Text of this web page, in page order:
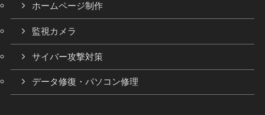
ホームページ制作
監視カメラ
サイバー攻撃対策
データ修復・パソコン修理